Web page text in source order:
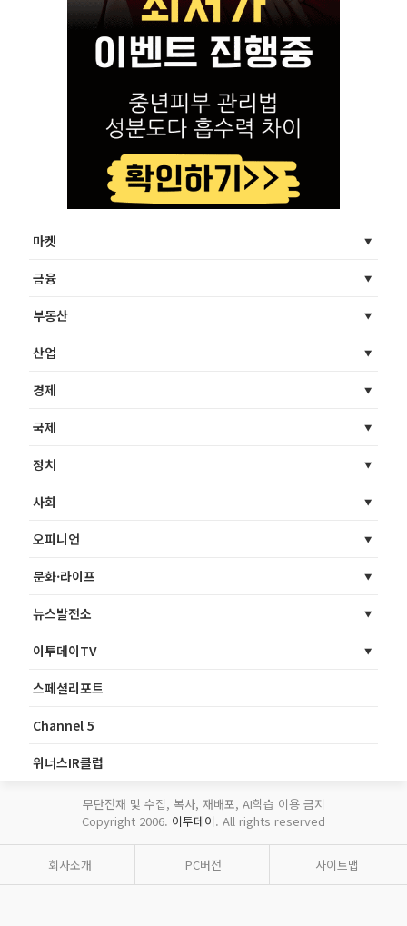
마켓
금융
부동산
산업
경제
국제
정치
사회
오피니언
문화·라이프
뉴스발전소
이투데이TV
스페셜리포트
Channel 5
위너스IR클럽
무단전재 및 수집, 복사, 재배포, AI학습 이용 금지
Copyright 2006. 이투데이. All rights reserved
회사소개 PC버전 사이트맵